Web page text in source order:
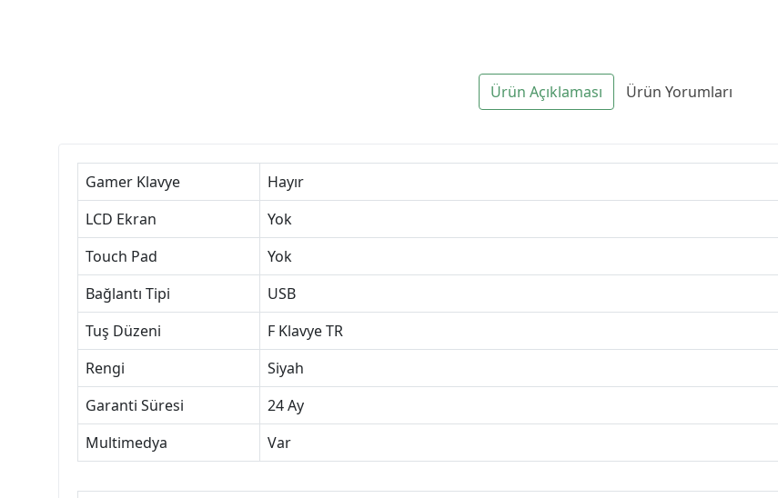
Ürün Açıklaması Ürün Yorumları
Gamer Klavye
Hayır
LCD Ekran
Yok
Touch Pad
Yok
Bağlantı Tipi
USB
Tuş Düzeni
F Klavye TR
Rengi
Siyah
Garanti Süresi
24 Ay
Multimedya
Var